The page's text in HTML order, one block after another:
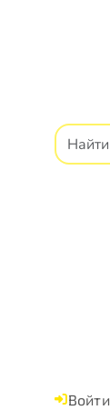
Войти